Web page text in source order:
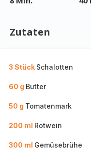
Zutaten
3 Stück Schalotten
60 g Butter
50 g Tomatenmark
200 ml Rotwein
300 ml Gemüsebrühe